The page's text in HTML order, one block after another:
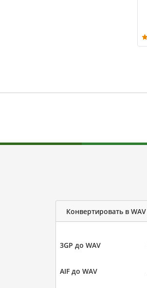
Конвертировать в WAV
3GP до WAV
AIF до WAV